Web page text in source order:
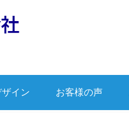
イン お客様の声